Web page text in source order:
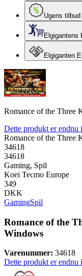
Ugens
Elgigantens
Elgiganten
Romance of the Three
Dette produkt er endnu
Romance of the Three
34618
34618
Gaming, Spil
Koei Tecmo Europe
349
DKK
GamingSpil
Romance of the
Windows
Varenummer: 34618
Dette produkt er endnu